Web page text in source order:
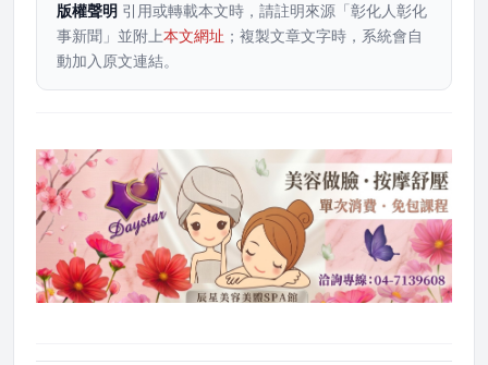
版權聲明 引用或轉載本文時，請註明來源「彰化人彰化
事新聞」並附上本文網址 ；複製文章文字時，系統會自
動加入原文連結。